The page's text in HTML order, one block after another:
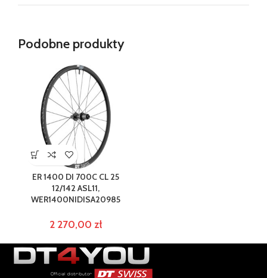
Podobne produkty
ER 1400 DI 700C CL 25
12/142 ASL11,
WER1400NIDISA20985
2 270,00 zł